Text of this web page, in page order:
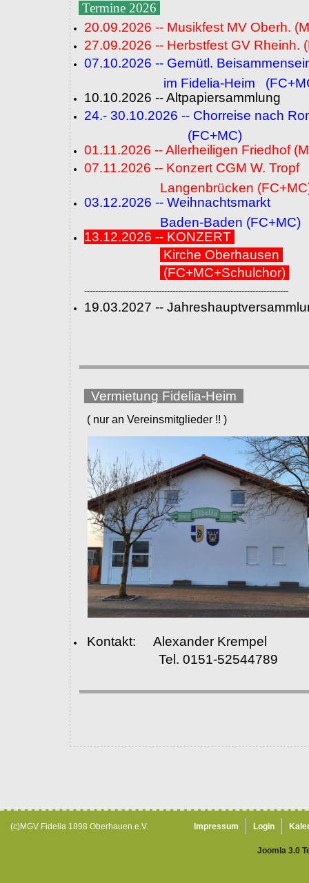
Termine 2026
20.09.2026 -- Musikfest MV Oberh.
27.09.2026 -- Herbstfest GV Rheinh.
07.10.2026 -- Gemütl.
im Fidelia-Heim
10.10.2026 -- Altpapiersammlung
24.- 30.10.2026 -- Chorreise nach
(FC+MC)
01.11.2026 -- Allerheiligen Friedhof
07.11.2026 -- Konzert CGM W. Tropf
Langenbrücken
03.12.2026 -- Weihnachtsmarkt
Baden-Baden (FC+MC)
13.12.2026 -- KONZERT
Kirche Oberhausen
(FC+MC+Schulchor)
--------------------------------------------------------------------------
19.03.2027 --
Vermietung Fidelia-Heim
( nur an Vereinsmitglieder !! )
Kontakt: Alexander Krempel
Tel. 0151-52544789
(c)MGV Fidelia 1898 Oberhauen e.V. Impressum Login
Joomla 3.0